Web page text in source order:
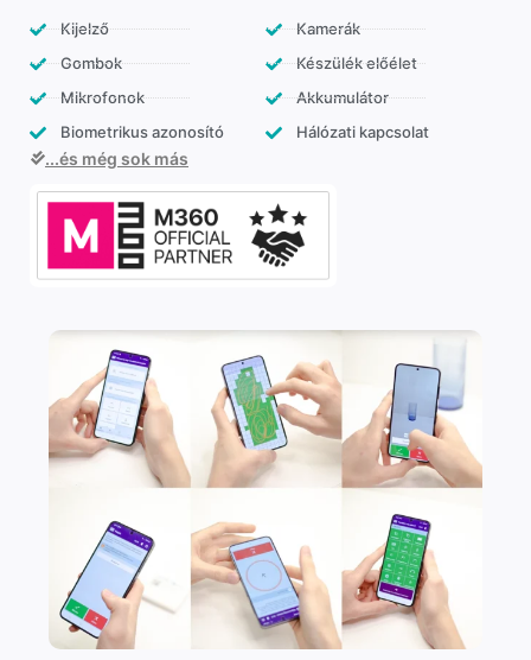
Kijelző
Gombok
Mikrofonok
Biometrikus azonosító
Kamerák
Készülék előélet
Akkumulátor
Hálózati kapcsolat
...és még sok más